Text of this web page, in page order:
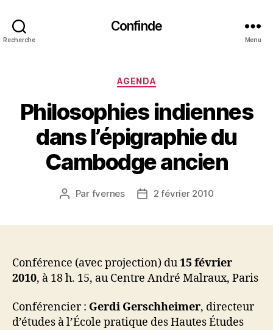
Recherche
Confinde
Menu
Catégories
AGENDA
Philosophies indiennes
dans l’épigraphie du
Cambodge ancien
Auteur
Par fvernes
Date2 février 2010
Conférence (avec projection) du15 février
2010, à 18 h. 15, au Centre André Malraux, Paris
Conférencier : Gerdi Gerschheimer, directeur
d’études à l’École pratique des Hautes Études